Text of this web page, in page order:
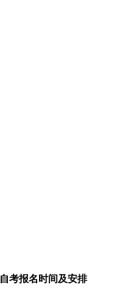
自考报名时间及安排